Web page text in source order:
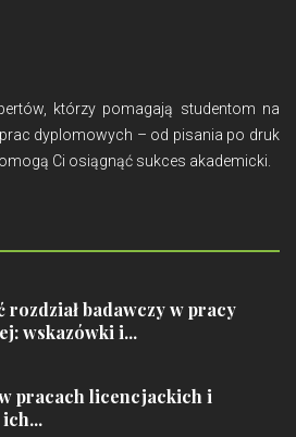
którzy pomagają studentom na
dyplomowych – od pisania po druk
Ci osiągnąć sukces akademicki.
rozdział badawczy w pracy
wskazówki i...
w pracach licencjackich i